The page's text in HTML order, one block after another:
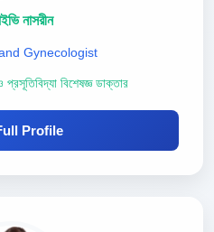
নাসরীন
Gynecologist
প্রসূতিবিদ্যা বিশেষজ্ঞ ডাক্তার
Profile